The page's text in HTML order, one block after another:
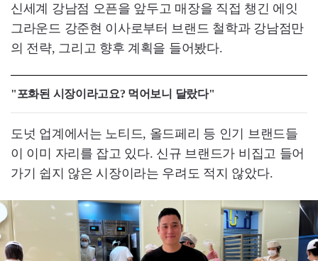
신세계 강남점 오픈을 앞두고 매장을 직접 챙긴 에잇
그라운드 강준현 이사로부터 브랜드 철학과 강남점만
의 전략, 그리고 향후 계획을 들어봤다.
"포화된 시장이라고요? 먹어보니 달랐다"
도넛 업계에서는 노티드, 올드페리 등 인기 브랜드들
이 이미 자리를 잡고 있다. 신규 브랜드가 비집고 들어
가기 쉽지 않은 시장이라는 우려도 적지 않았다.